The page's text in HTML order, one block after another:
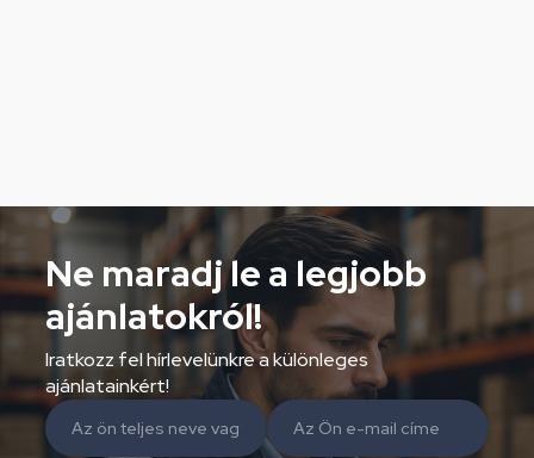
Ne maradj le a legjobb
ajánlatokról!
Iratkozz fel hírlevelünkre a különleges
ajánlatainkért!